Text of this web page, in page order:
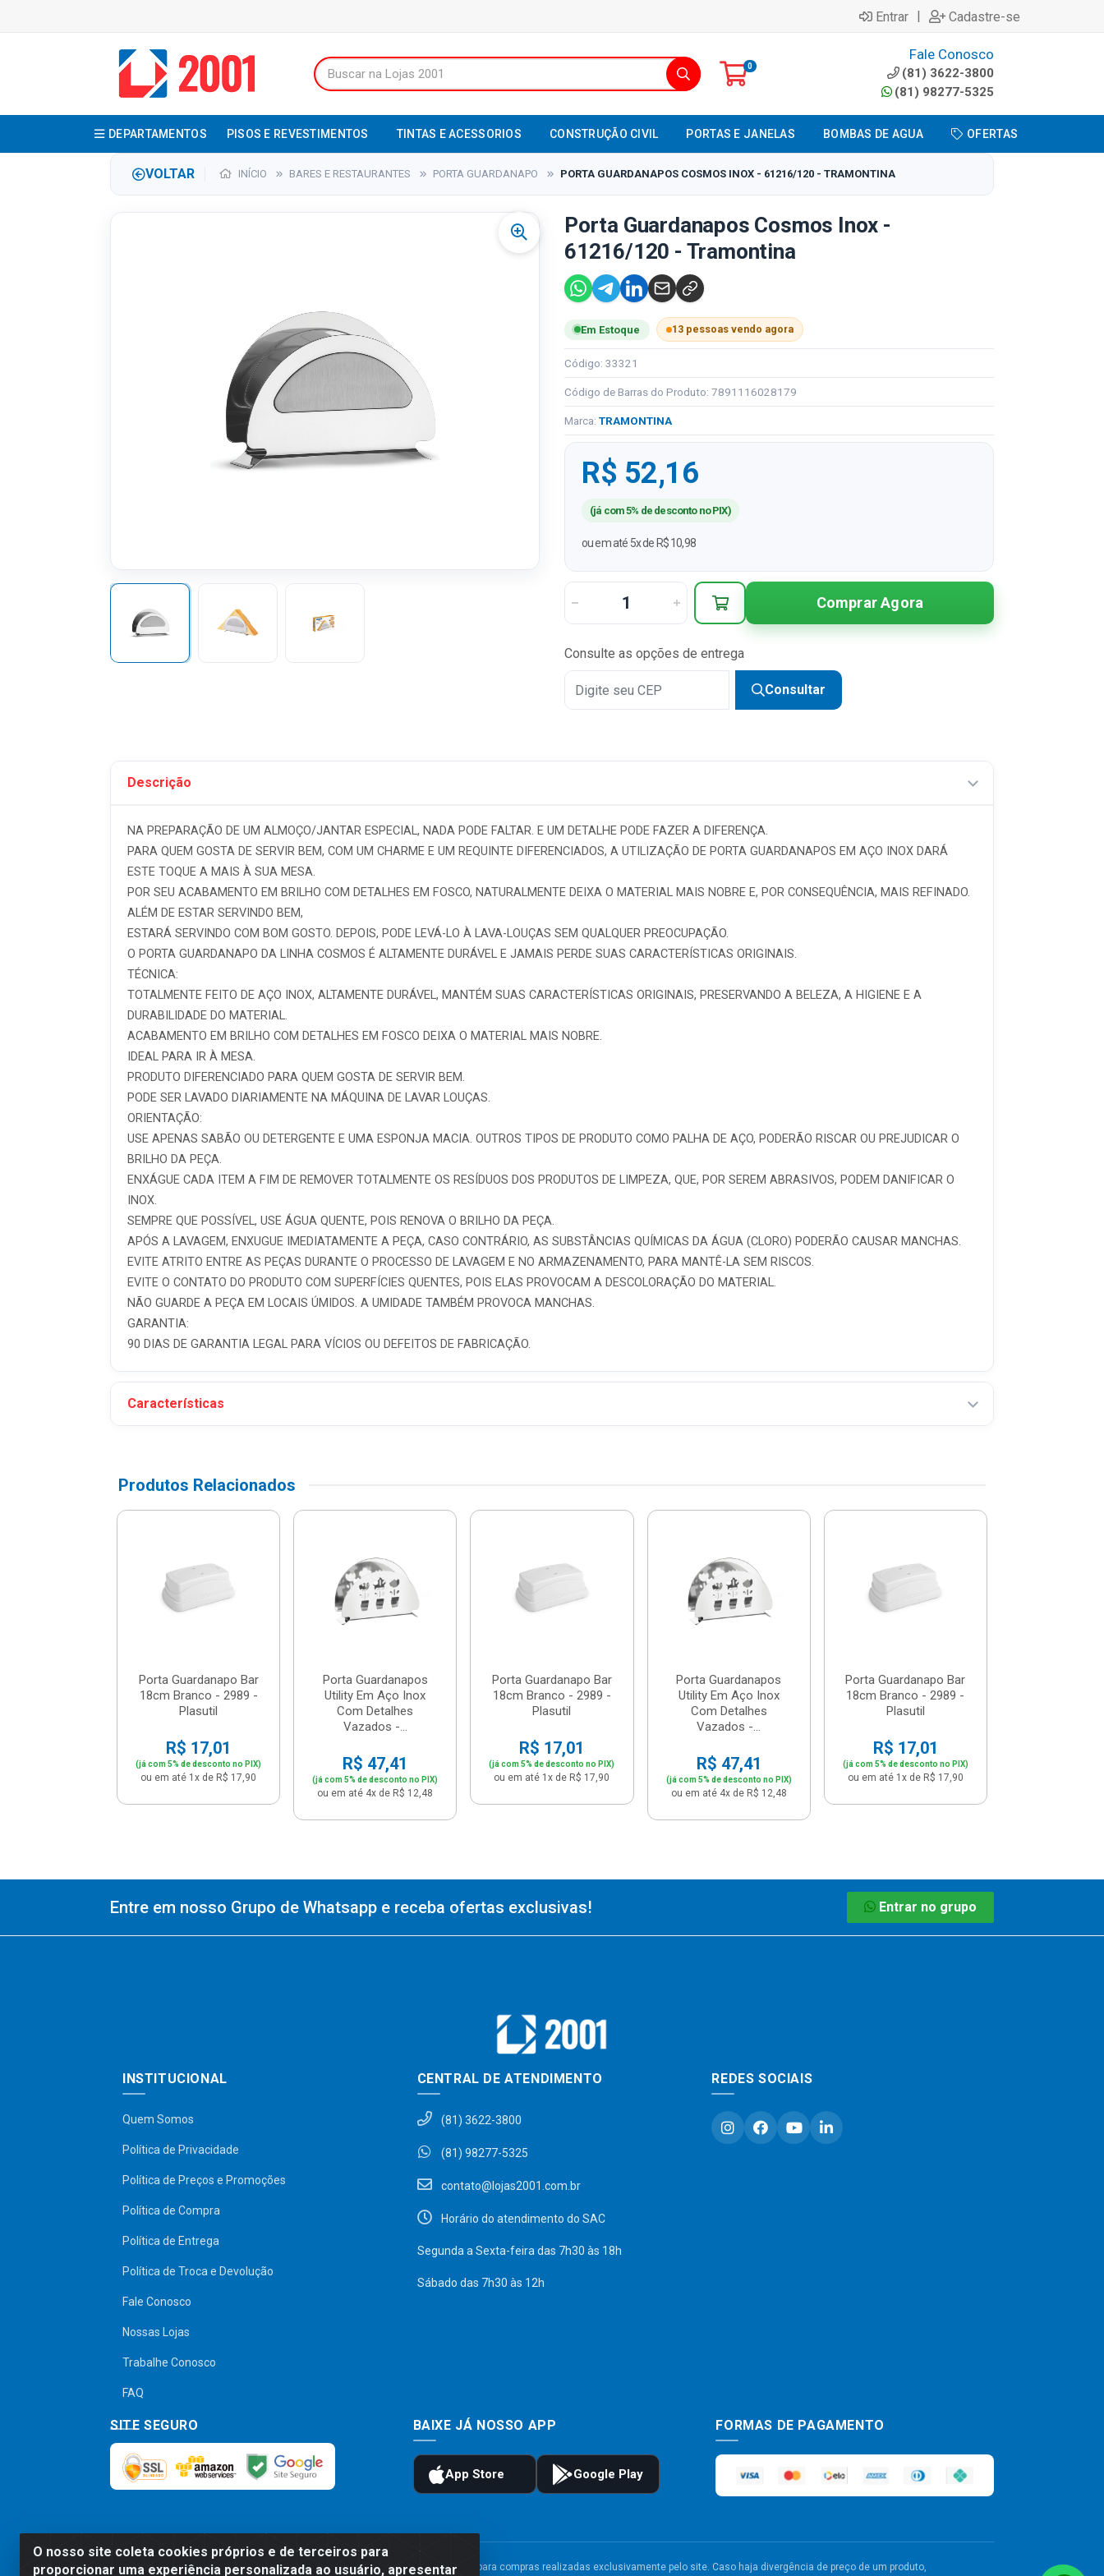
Entrar | Cadastre-se
0
Fale Conosco
(81) 3622-3800
(81) 98277-5325
DEPARTAMENTOS PISOS E REVESTIMENTOS TINTAS E ACESSORIOS CONSTRUÇÃO CIVIL PORTAS E JANELAS BOMBAS DE AGUA OFERTAS
VOLTAR INÍCIO BARES E RESTAURANTES PORTA GUARDANAPO PORTA GUARDANAPOS COSMOS INOX - 61216/120 - TRAMONTINA
Porta Guardanapos Cosmos Inox -
61216/120 - Tramontina
Em Estoque 13 pessoas vendo agora
Código: 33321
Código de Barras do Produto: 7891116028179
Marca: TRAMONTINA
R$ 52,16
(já com 5% de desconto no PIX)
ou em até 5x de R$ 10,98
Comprar Agora
Consulte as opções de entrega
Consultar
Descrição
NA PREPARAÇÃO DE UM ALMOÇO/JANTAR ESPECIAL, NADA PODE FALTAR. E UM DETALHE PODE FAZER A DIFERENÇA.
PARA QUEM GOSTA DE SERVIR BEM, COM UM CHARME E UM REQUINTE DIFERENCIADOS, A UTILIZAÇÃO DE PORTA GUARDANAPOS EM AÇO INOX DARÁ
ESTE TOQUE A MAIS À SUA MESA.
POR SEU ACABAMENTO EM BRILHO COM DETALHES EM FOSCO, NATURALMENTE DEIXA O MATERIAL MAIS NOBRE E, POR CONSEQUÊNCIA, MAIS REFINADO.
ALÉM DE ESTAR SERVINDO BEM,
ESTARÁ SERVINDO COM BOM GOSTO. DEPOIS, PODE LEVÁ-LO À LAVA-LOUÇAS SEM QUALQUER PREOCUPAÇÃO.
O PORTA GUARDANAPO DA LINHA COSMOS É ALTAMENTE DURÁVEL E JAMAIS PERDE SUAS CARACTERÍSTICAS ORIGINAIS.
TÉCNICA:
TOTALMENTE FEITO DE AÇO INOX, ALTAMENTE DURÁVEL, MANTÉM SUAS CARACTERÍSTICAS ORIGINAIS, PRESERVANDO A BELEZA, A HIGIENE E A
DURABILIDADE DO MATERIAL.
ACABAMENTO EM BRILHO COM DETALHES EM FOSCO DEIXA O MATERIAL MAIS NOBRE.
IDEAL PARA IR À MESA.
PRODUTO DIFERENCIADO PARA QUEM GOSTA DE SERVIR BEM.
PODE SER LAVADO DIARIAMENTE NA MÁQUINA DE LAVAR LOUÇAS.
ORIENTAÇÃO:
USE APENAS SABÃO OU DETERGENTE E UMA ESPONJA MACIA. OUTROS TIPOS DE PRODUTO COMO PALHA DE AÇO, PODERÃO RISCAR OU PREJUDICAR O
BRILHO DA PEÇA.
ENXÁGUE CADA ITEM A FIM DE REMOVER TOTALMENTE OS RESÍDUOS DOS PRODUTOS DE LIMPEZA, QUE, POR SEREM ABRASIVOS, PODEM DANIFICAR O
INOX.
SEMPRE QUE POSSÍVEL, USE ÁGUA QUENTE, POIS RENOVA O BRILHO DA PEÇA.
APÓS A LAVAGEM, ENXUGUE IMEDIATAMENTE A PEÇA, CASO CONTRÁRIO, AS SUBSTÂNCIAS QUÍMICAS DA ÁGUA (CLORO) PODERÃO CAUSAR MANCHAS.
EVITE ATRITO ENTRE AS PEÇAS DURANTE O PROCESSO DE LAVAGEM E NO ARMAZENAMENTO, PARA MANTÊ-LA SEM RISCOS.
EVITE O CONTATO DO PRODUTO COM SUPERFÍCIES QUENTES, POIS ELAS PROVOCAM A DESCOLORAÇÃO DO MATERIAL.
NÃO GUARDE A PEÇA EM LOCAIS ÚMIDOS. A UMIDADE TAMBÉM PROVOCA MANCHAS.
GARANTIA:
90 DIAS DE GARANTIA LEGAL PARA VÍCIOS OU DEFEITOS DE FABRICAÇÃO.
Características
Produtos Relacionados
Porta Guardanapo Bar
18cm Branco - 2989 -
Plasutil
R$ 17,01
(já com 5% de desconto no PIX)
ou em até 1x de R$ 17,90
Porta Guardanapos
Utility Em Aço Inox
Com Detalhes
Vazados -...
R$ 47,41
(já com 5% de desconto no PIX)
ou em até 4x de R$ 12,48
Porta Guardanapo Bar
18cm Branco - 2989 -
Plasutil
R$ 17,01
(já com 5% de desconto no PIX)
ou em até 1x de R$ 17,90
Porta Guardanapos
Utility Em Aço Inox
Com Detalhes
Vazados -...
R$ 47,41
(já com 5% de desconto no PIX)
ou em até 4x de R$ 12,48
Porta Guardanapo Bar
18cm Branco - 2989 -
Plasutil
R$ 17,01
(já com 5% de desconto no PIX)
ou em até 1x de R$ 17,90
O nosso site coleta cookies próprios e de terceiros para
proporcionar uma experiência personalizada ao usuário, apresentar
Entre em nosso Grupo de Whatsapp e receba ofertas exclusivas! Entrar no grupo
INSTITUCIONAL
Quem Somos
Política de Privacidade
Política de Preços e Promoções
Política de Compra
Política de Entrega
Política de Troca e Devolução
Fale Conosco
Nossas Lojas
Trabalhe Conosco
FAQ
CENTRAL DE ATENDIMENTO
(81) 3622-3800
(81) 98277-5325
contato@lojas2001.com.br
Horário do atendimento do SAC
Segunda a Sexta-feira das 7h30 às 18h
Sábado das 7h30 às 12h
REDES SOCIAIS
SITE SEGURO BAIXE JÁ NOSSO APP FORMAS DE PAGAMENTO
Preços, promoções, condições de pagamento e frete são válidos para compras realizadas exclusivamente pelo site. Caso haja divergência de preço de um produto,